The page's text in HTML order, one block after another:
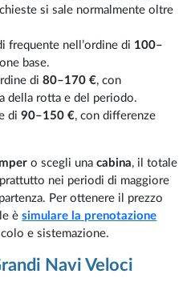
si sale normalmente oltre
frequente nell’ordine di 100–
base.
di80–170 €, con
della rotta e del periodo.
di90–150 €, con differenze
o scegli unacabina, il totale
nei periodi di maggiore
Per ottenere il prezzo
èsimulare la prenotazione
e sistemazione.
Navi Veloci